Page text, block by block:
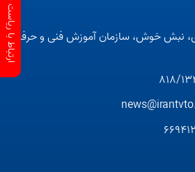
نبش خوش، سازمان آموزش فنی و حرفه